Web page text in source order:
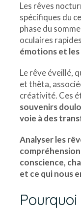
Les rêves
spécifiques du
phase du
oculaires
émotions et
Le rêve éveillé,
et thêta,
créativité. Ces
souvenirs
voie à des
Analyser les
conscience,
et ce qui nous